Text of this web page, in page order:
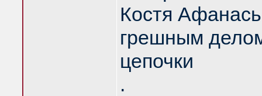
Костя
грешным
цепочки
.